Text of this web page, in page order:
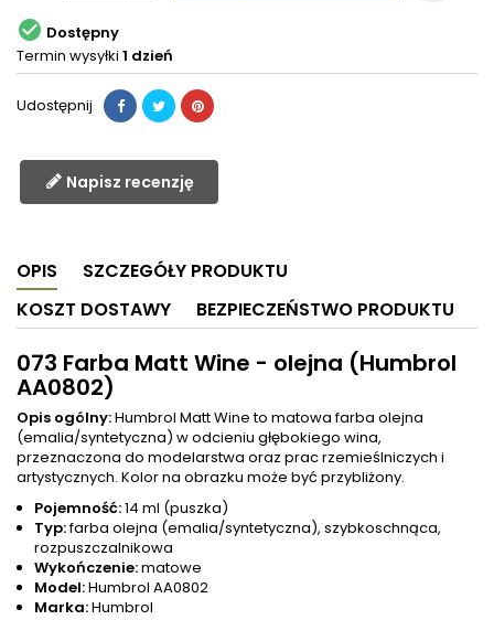
 Dostępny
Termin wysyłki 1 dzień
Udostępnij
Napisz recenzję
OPIS
SZCZEGÓŁY PRODUKTU
KOSZT DOSTAWY
BEZPIECZEŃSTWO PRODUKTU
073 Farba Matt Wine - olejna (Humbrol
AA0802)
Opis ogólny:Humbrol Matt Wine to matowa farba olejna
(emalia/syntetyczna) w odcieniu głębokiego wina,
przeznaczona do modelarstwa oraz prac rzemieślniczych i
artystycznych. Kolor na obrazku może być przybliżony.
Pojemność:14 ml (puszka)
Typ:farba olejna (emalia/syntetyczna), szybkoschnąca,
rozpuszczalnikowa
Wykończenie:matowe
Model:Humbrol AA0802
Marka:Humbrol